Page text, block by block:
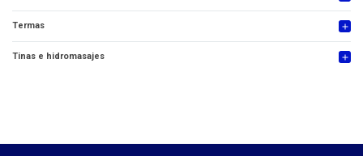
Termas add
Tinas e hidromasajes add